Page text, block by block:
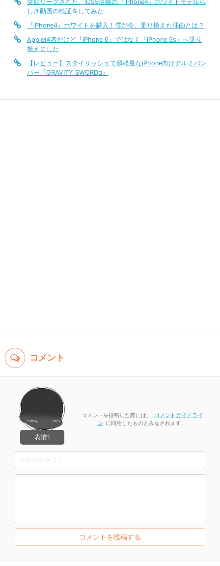
突如リークされた、iOS5搭載の『iPhone4』ホワイトモデルら
しき動画の検証をしてみた
『iPhone4』ホワイトを購入！僕が今、乗り換えた理由とは？
Apple信者だけど『iPhone 6』ではなく『iPhone 5s』へ乗り
換えました
【レビュー】スタイリッシュで超軽量なiPhone向けアルミバン
パー『GRAVITY SWORDα』
コメント
コメントを投稿した際には、
コメントガイドライ
ン に同意したものとみなされます。
表情1